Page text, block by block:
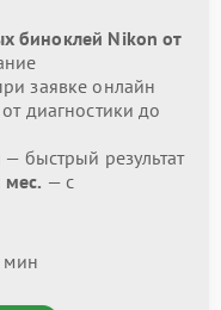
биноклей Nikon от
заявке онлайн
диагностики до
— быстрый результат
— с
мин